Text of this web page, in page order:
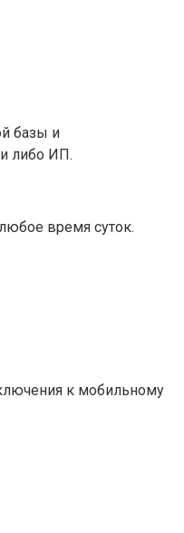
базы и
либо ИП.
время суток.
к мобильному